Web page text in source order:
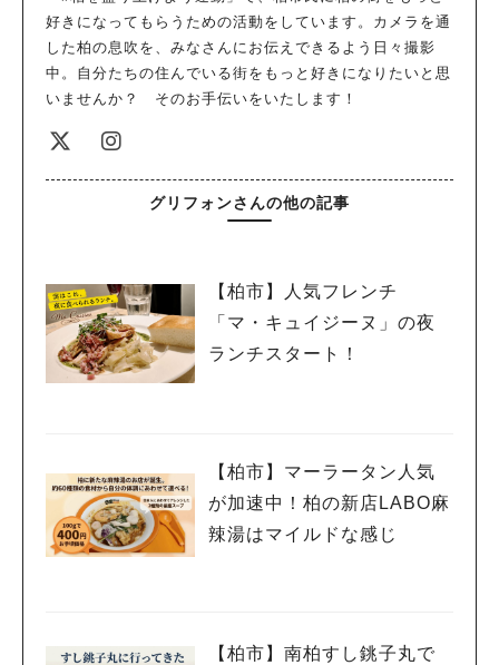
好きになってもらうための活動をしています。カメラを通
した柏の息吹を、みなさんにお伝えできるよう日々撮影
中。自分たちの住んでいる街をもっと好きになりたいと思
いませんか？ そのお手伝いをいたします！
グリフォンさんの他の記事
【柏市】人気フレンチ
「マ・キュイジーヌ」の夜
ランチスタート！
【柏市】マーラータン人気
が加速中！柏の新店LABO麻
辣湯はマイルドな感じ
【柏市】南柏すし銚子丸で